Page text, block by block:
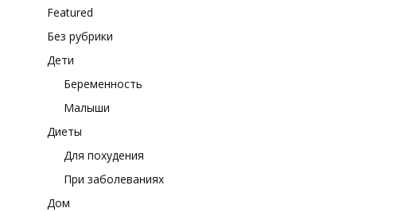
Featured
Без рубрики
Дети
Беременность
Малыши
Диеты
Для похудения
При заболеваниях
Дом